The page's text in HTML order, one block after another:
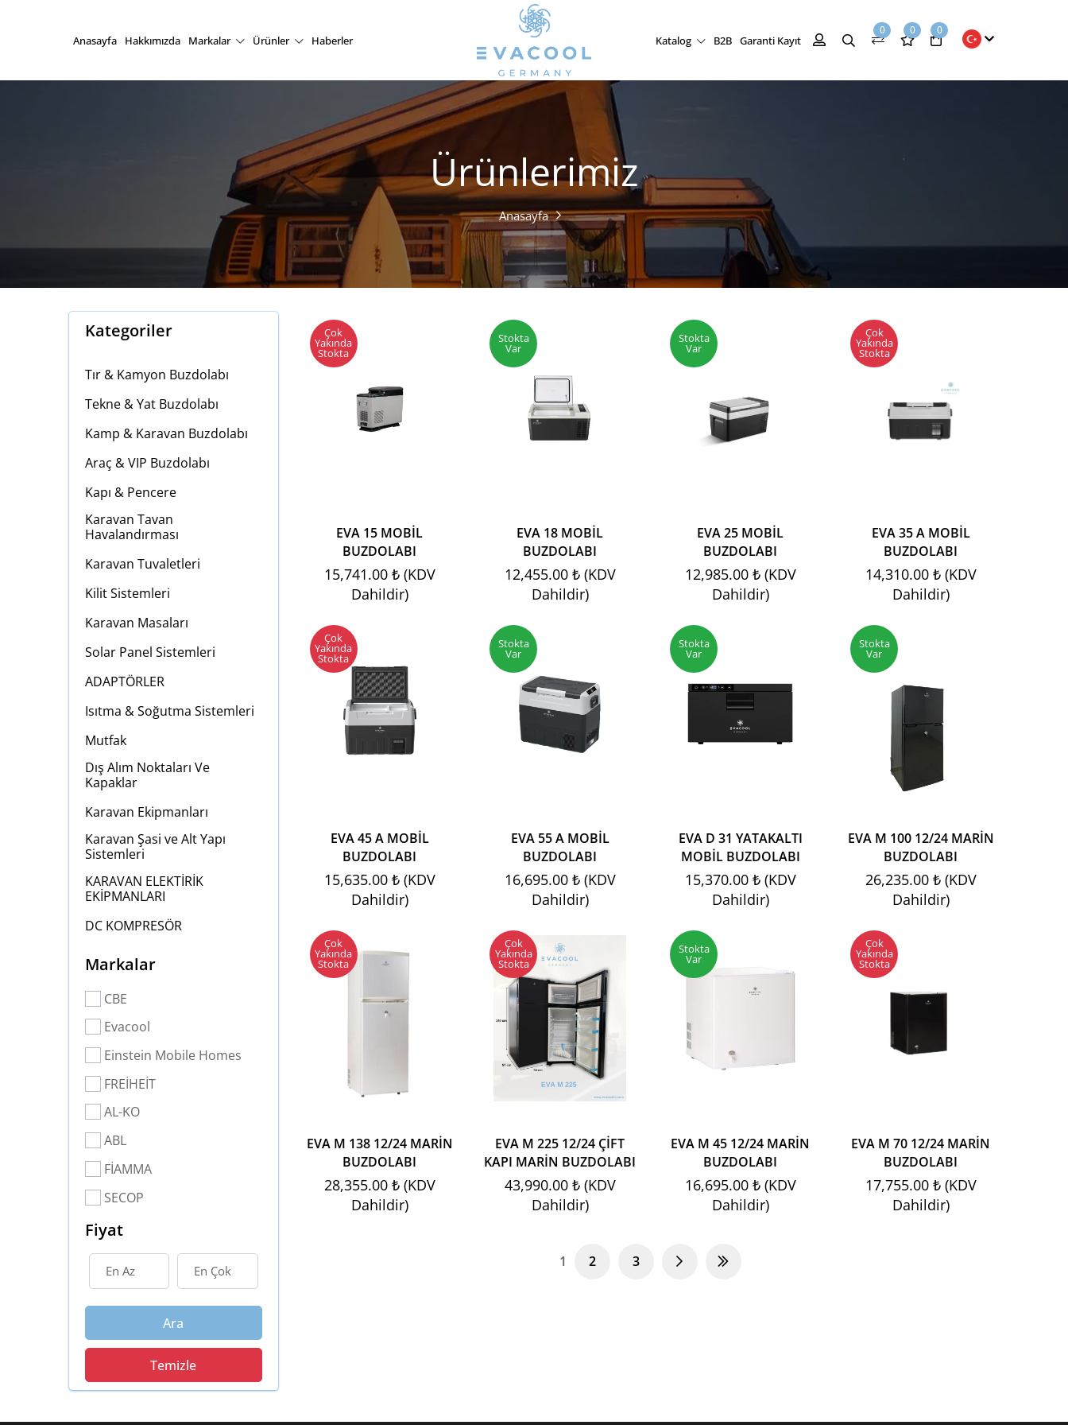
Anasayfa Hakkımızda Markalar Ürünler Haberler Katalog B2B Garanti Kayıt
0 0 0
Ürünlerimiz
Anasayfa
Kategoriler
Tır & Kamyon Buzdolabı
Tekne & Yat Buzdolabı
Kamp & Karavan Buzdolabı
Araç & VIP Buzdolabı
Kapı & Pencere
Karavan Tavan
Havalandırması
Karavan Tuvaletleri
Kilit Sistemleri
Karavan Masaları
Solar Panel Sistemleri
ADAPTÖRLER
Isıtma & Soğutma Sistemleri
Mutfak
Dış Alım Noktaları Ve
Kapaklar
Karavan Ekipmanları
Karavan Şasi ve Alt Yapı
Sistemleri
KARAVAN ELEKTİRİK
EKİPMANLARI
DC KOMPRESÖR
Markalar
CBE
Evacool
Einstein Mobile Homes
FREİHEİT
AL-KO
ABL
FİAMMA
SECOP
Fiyat
Ara
Temizle
Çok
Yakında
Stokta
EVA 15 MOBİL
BUZDOLABI
15,741.00 ₺ (KDV
Dahildir)
Stokta
Var
EVA 18 MOBİL
BUZDOLABI
12,455.00 ₺ (KDV
Dahildir)
Stokta
Var
EVA 25 MOBİL
BUZDOLABI
12,985.00 ₺ (KDV
Dahildir)
Çok
Yakında
Stokta
EVA 35 A MOBİL
BUZDOLABI
14,310.00 ₺ (KDV
Dahildir)
Çok
Yakında
Stokta
EVA 45 A MOBİL
BUZDOLABI
15,635.00 ₺ (KDV
Dahildir)
Stokta
Var
EVA 55 A MOBİL
BUZDOLABI
16,695.00 ₺ (KDV
Dahildir)
Stokta
Var
EVA D 31 YATAKALTI
MOBİL BUZDOLABI
15,370.00 ₺ (KDV
Dahildir)
Stokta
Var
EVA M 100 12/24 MARİN
BUZDOLABI
26,235.00 ₺ (KDV
Dahildir)
Çok
Yakında
Stokta
EVA M 138 12/24 MARİN
BUZDOLABI
28,355.00 ₺ (KDV
Dahildir)
Çok
Yakında
Stokta
EVA M 225 12/24 ÇİFT
KAPI MARİN BUZDOLABI
43,990.00 ₺ (KDV
Dahildir)
Stokta
Var
EVA M 45 12/24 MARİN
BUZDOLABI
16,695.00 ₺ (KDV
Dahildir)
Çok
Yakında
Stokta
EVA M 70 12/24 MARİN
BUZDOLABI
17,755.00 ₺ (KDV
Dahildir)
1 2 3